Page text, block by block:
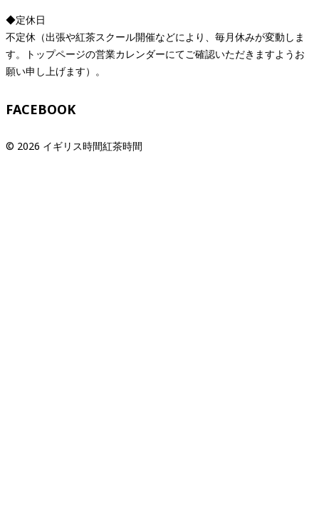
◆定休日
不定休（出張や紅茶スクール開催などにより、毎月休みが変動しま
す。トップページの営業カレンダーにてご確認いただきますようお
願い申し上げます）。
FACEBOOK
© 2026 イギリス時間紅茶時間